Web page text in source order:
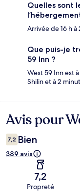
Quelles sont
Arrivée de 16 h à
Que puis-je
59 Inn ?
West 59 Inn est
Shilin et à 2
Avis
Avis pour
7,2 Bien
389 avis
7,2
Propreté